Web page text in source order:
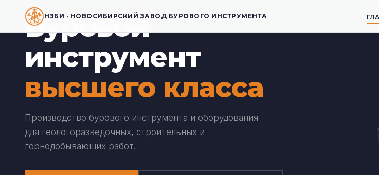
НЗБИ · НОВОСИБИРСКИЙ ЗАВОД БУРОВОГО ИНСТРУМЕНТА
Буровой
инструмент
высшего класса
Производство бурового инструмента и оборудования
для геологоразведочных, строительных и
горнодобывающих работ.